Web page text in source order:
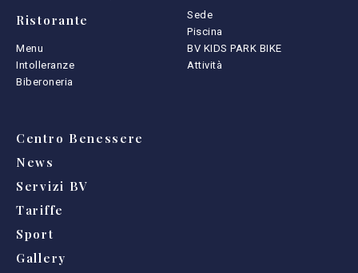
Ristorante
Menu
Intolleranze
Biberoneria
Sede
Piscina
BV KIDS PARK BIKE
Attività
Centro Benessere
News
Servizi BV
Tariffe
Sport
Gallery